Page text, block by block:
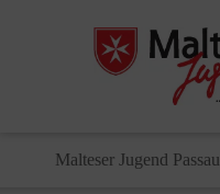
Malteser Jugend Passau